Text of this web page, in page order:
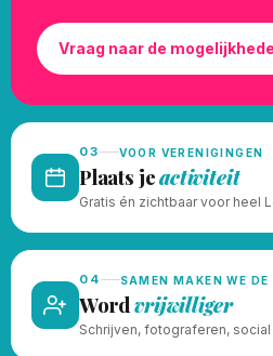
Vraag naar de
03 VOOR VERENIGINGEN
Plaats jeactiviteit
Gratis én zichtbaar voor heel
04 SAMEN MAKEN WE
Wordvrijwilliger
Schrijven, fotograferen,